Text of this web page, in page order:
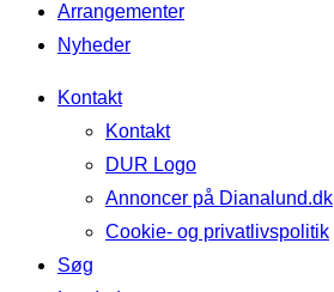
Arrangementer
Nyheder
Kontakt
Kontakt
DUR Logo
Annoncer på Dianalund.dk
Cookie- og privatlivspolitik
Søg